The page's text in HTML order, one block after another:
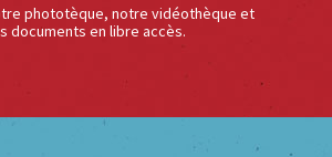
phototèque, notre vidéothèque et
documents en libre accès.